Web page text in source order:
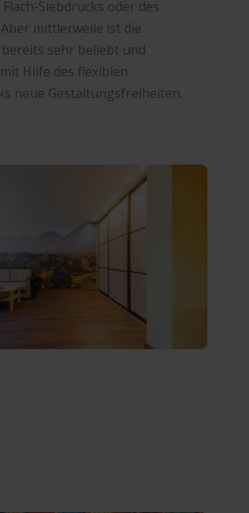
Siebdrucks oder des
mittlerweile ist die
sehr beliebt und
Hilfe des flexiblen
neue Gestaltungsfreiheiten.